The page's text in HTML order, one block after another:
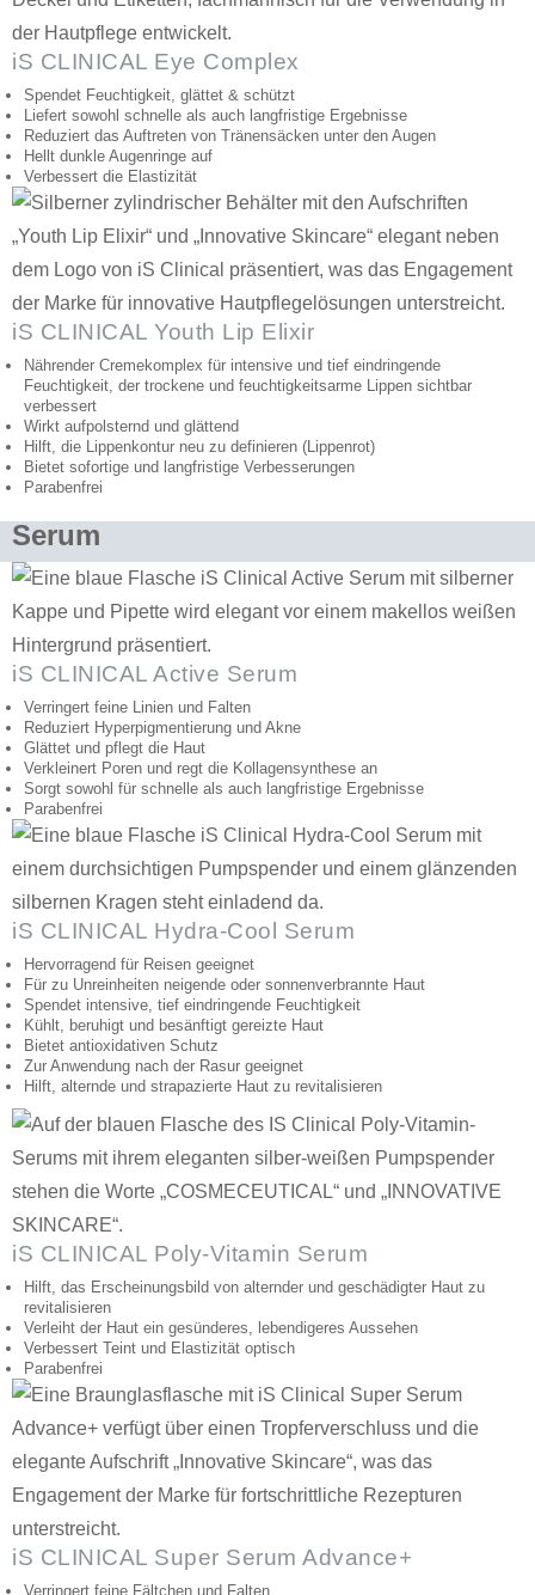
iS CLINICAL Eye Complex
Spendet Feuchtigkeit, glättet & schützt
Liefert sowohl schnelle als auch langfristige Ergebnisse
Reduziert das Auftreten von Tränensäcken unter den Augen
Hellt dunkle Augenringe auf
Verbessert die Elastizität
iS CLINICAL Youth Lip Elixir
Nährender Cremekomplex für intensive und tief eindringende
Feuchtigkeit, der trockene und feuchtigkeitsarme Lippen sichtbar
verbessert
Wirkt aufpolsternd und glättend
Hilft, die Lippenkontur neu zu definieren (Lippenrot)
Bietet sofortige und langfristige Verbesserungen
Parabenfrei
Serum
iS CLINICAL Active Serum
Verringert feine Linien und Falten
Reduziert Hyperpigmentierung und Akne
Glättet und pflegt die Haut
Verkleinert Poren und regt die Kollagensynthese an
Sorgt sowohl für schnelle als auch langfristige Ergebnisse
Parabenfrei
iS CLINICAL Hydra-Cool Serum
Hervorragend für Reisen geeignet
Für zu Unreinheiten neigende oder sonnenverbrannte Haut
Spendet intensive, tief eindringende Feuchtigkeit
Kühlt, beruhigt und besänftigt gereizte Haut
Bietet antioxidativen Schutz
Zur Anwendung nach der Rasur geeignet
Hilft, alternde und strapazierte Haut zu revitalisieren
iS CLINICAL Poly-Vitamin Serum
Hilft, das Erscheinungsbild von alternder und geschädigter Haut zu
revitalisieren
Verleiht der Haut ein gesünderes, lebendigeres Aussehen
Verbessert Teint und Elastizität optisch
Parabenfrei
iS CLINICAL Super Serum Advance+
Verringert feine Fältchen und Falten